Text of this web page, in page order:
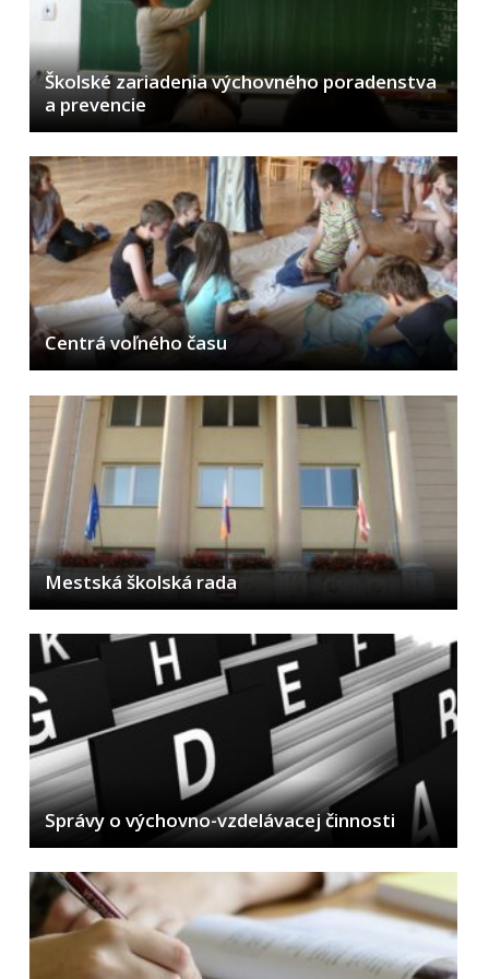
Školské zariadenia výchovného poradenstva
a prevencie
Centrá voľného času
Mestská školská rada
Správy o výchovno-vzdelávacej činnosti